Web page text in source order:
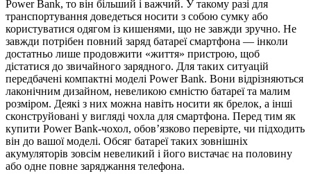
Power Bank, то він більший і важчий. У такому разі для
транспортування доведеться носити з собою сумку або
користуватися одягом із кишенями, що не завжди зручно. Не
завжди потрібен повний заряд батареї смартфона — інколи
достатньо лише продовжити «життя» пристрою, щоб
дістатися до звичайного зарядного. Для таких ситуацій
передбачені компактні моделі Power Bank. Вони відрізняються
лаконічним дизайном, невеликою ємністю батареї та малим
розміром. Деякі з них можна навіть носити як брелок, а інші
сконструйовані у вигляді чохла для смартфона. Перед тим як
купити Power Bank-чохол, обов’язково перевірте, чи підходить
він до вашої моделі. Обсяг батареї таких зовнішніх
акумуляторів зовсім невеликий і його вистачає на половину
або одне повне заряджання телефона.